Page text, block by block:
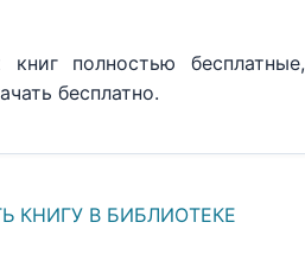
полностью бесплатные,
бесплатно.
КНИГУ В БИБЛИОТЕКЕ